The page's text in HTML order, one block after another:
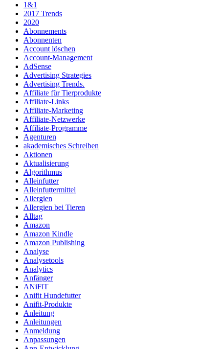
1&1
2017 Trends
2020
Abonnements
Abonnenten
Account löschen
Account-Management
AdSense
Advertising Strategies
Advertising Trends.
Affiliate für Tierprodukte
Affiliate-Links
Affiliate-Marketing
Affiliate-Netzwerke
Affiliate-Programme
Agenturen
akademisches Schreiben
Aktionen
Aktualisierung
Algorithmus
Alleinfutter
Alleinfuttermittel
Allergien
Allergien bei Tieren
Alltag
Amazon
Amazon Kindle
Amazon Publishing
Analyse
Analysetools
Analytics
Anfänger
ANiFiT
Anifit Hundefutter
Anifit-Produkte
Anleitung
Anleitungen
Anmeldung
Anpassungen